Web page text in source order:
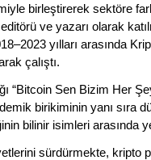
birleştirerek sektöre
ve yazarı olarak
yılları arasında
çalıştı.
“Bitcoin Sen Bizim Her
birikiminin yanı sıra
bilinir isimleri arasında
sürdürmekte, kripto